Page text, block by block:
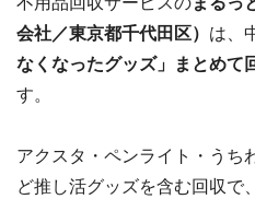
会社／東京都千代田区） は、
なくなったグッズ」まとめて
す。
アクスタ・ペンライト・うち
ど推し活グッズを含む回収で、